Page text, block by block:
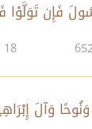
18 / ذو الحجة / 1437